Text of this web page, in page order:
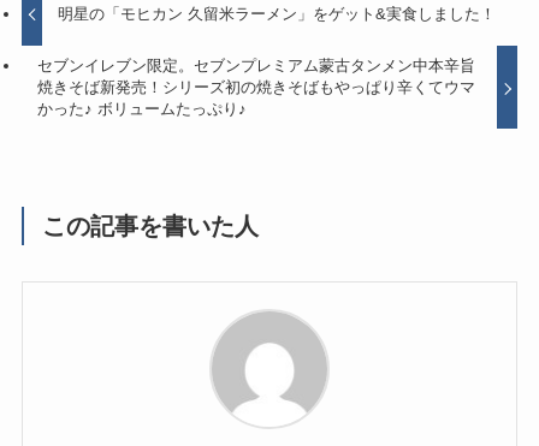
明星の「モヒカン 久留米ラーメン」をゲット&実食しました！
セブンイレブン限定。セブンプレミアム蒙古タンメン中本辛旨
焼きそば新発売！シリーズ初の焼きそばもやっぱり辛くてウマ
かった♪ ボリュームたっぷり♪
この記事を書いた人